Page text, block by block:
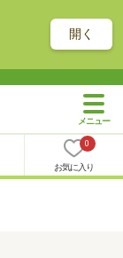
開く
0
お気に入り